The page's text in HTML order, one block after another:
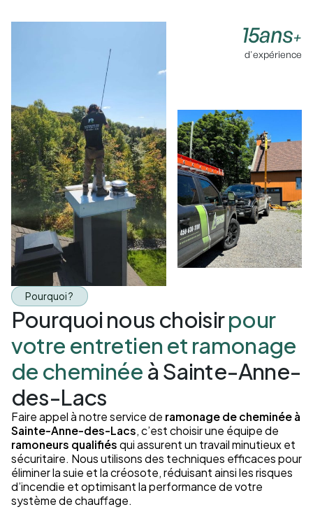
15ans+
d'expérience
Pourquoi ?
Pourquoi nous choisirpour
votre entretien et ramonage
de cheminée à Sainte-Anne-
des-Lacs
Faire appel à notre service de ramonage de cheminée à
Sainte-Anne-des-Lacs, c’est choisir une équipe de
ramoneurs qualifiés qui assurent un travail minutieux et
sécuritaire. Nous utilisons des techniques efficaces pour
éliminer la suie et la créosote, réduisant ainsi les risques
d’incendie et optimisant la performance de votre
système de chauffage.